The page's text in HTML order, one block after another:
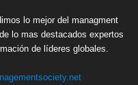
lo mejor del managment
lo mas destacados expertos
de líderes globales.